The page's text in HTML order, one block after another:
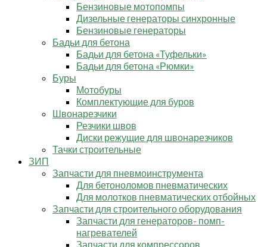
Бензиновые мотопомпы
Дизельные генераторы синхронные
Бензиновые генераторы
Бадьи для бетона
Бадьи для бетона «Туфельки»
Бадьи для бетона «Рюмки»
Буры
Мотобуры
Комплектующие для буров
Швонарезчики
Резчики швов
Диски режущие для швонарезчиков
Тачки строительные
ЗИП
Запчасти для пневмоинструмента
Для бетоноломов пневматических
Для молотков пневматических отбойных
Запчасти для строительного оборудования
Запчасти для генераторов- помп-
нагревателей
Запчасти для компрессоров